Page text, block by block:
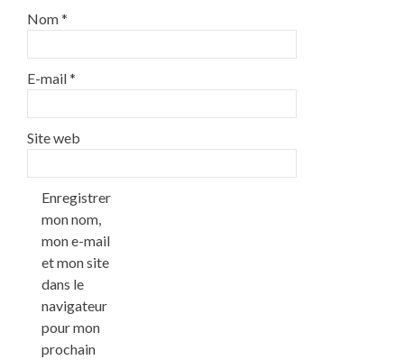
Nom*
E-mail*
Site web
Enregistrer
mon nom,
mon e-mail
et mon site
dans le
navigateur
pour mon
prochain